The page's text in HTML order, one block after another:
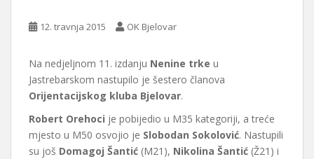
12. travnja 2015 OK Bjelovar
Na nedjeljnom 11. izdanju Nenine trke u
Jastrebarskom nastupilo je šestero članova
Orijentacijskog kluba Bjelovar.
Robert Orehoci je pobijedio u M35 kategoriji, a treće
mjesto u M50 osvojio je Slobodan Sokolović. Nastupili
su još Domagoj Šantić (M21), Nikolina Šantić (Ž21) i